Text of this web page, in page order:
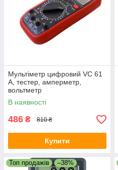
Мультіметр цифровий VC 61
A, тестер, амперметр,
вольтметр
В наявності
486 ₴ 810 ₴
Купити
Топ продажів –38%